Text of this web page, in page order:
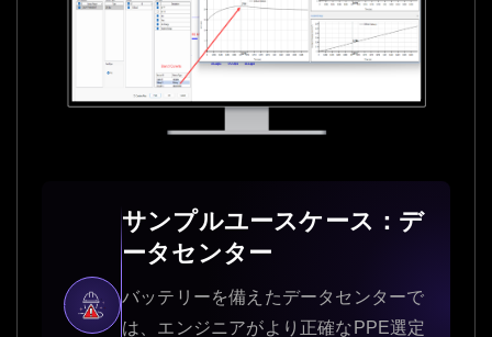
サンプルユースケース：デ
ータセンター
バッテリーを備えたデータセンターで
は、エンジニアがより正確なPPE選定